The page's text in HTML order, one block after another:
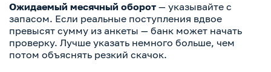
Ожидаемый месячный оборот — указывайте с
запасом. Если реальные поступления вдвое
превысят сумму из анкеты — банк может начать
проверку. Лучше указать немного больше, чем
потом объяснять резкий скачок.